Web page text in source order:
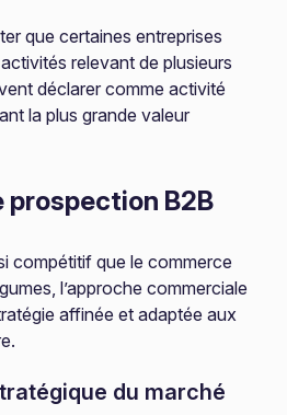
que certaines entreprises
relevant de plusieurs
déclarer comme activité
la plus grande valeur
B2B
compétitif que le commerce
l’approche commerciale
affinée et adaptée aux
du marché